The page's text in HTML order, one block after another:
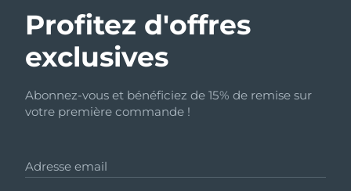
Profitez d'offres
exclusives
Abonnez-vous et bénéficiez de 15% de remise sur
votre première commande !
Adresse email